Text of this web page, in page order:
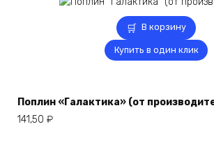
В корзину
Купить в один клик
Поплин «Галактика» (от
141,50 ₽